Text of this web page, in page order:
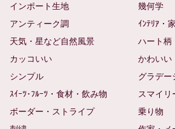
インポート生地
幾何学
アンティーク調
ｲﾝﾃﾘｱ・
天気・星など自然風景
ハート柄
カッコいい
かわいい
シンプル
グラデー
ｽｲｰﾂ･ﾌﾙｰﾂ・食材・飲み物
スマイリ
ボーダー・ストライプ
乗り物